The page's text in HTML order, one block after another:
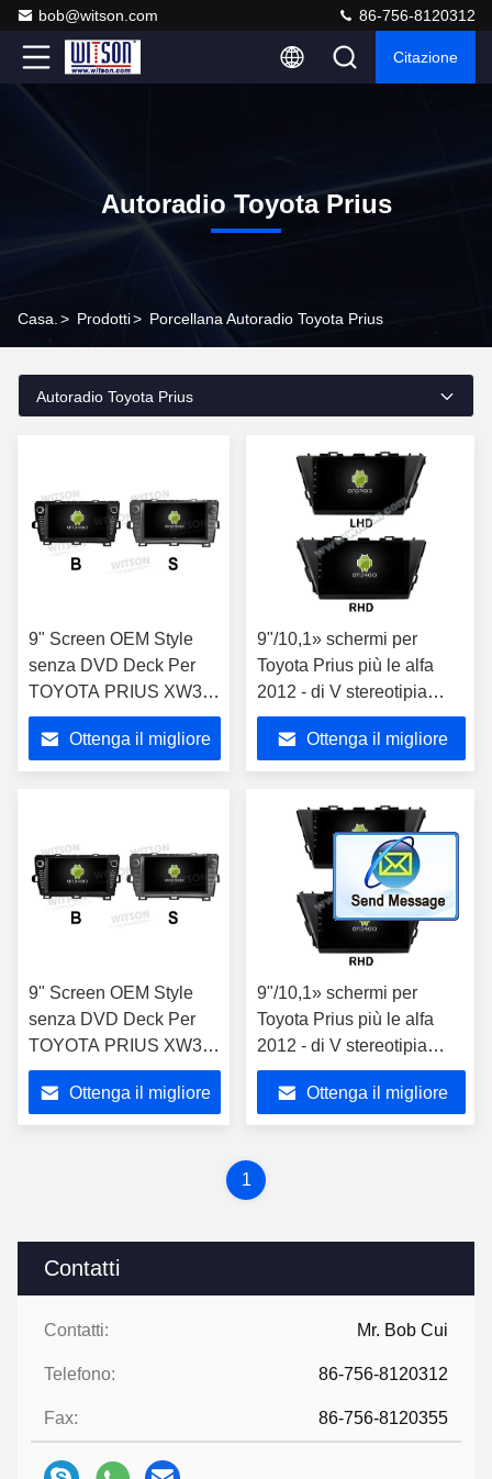
bob@witson.com 86-756-8120312
Citazione
Autoradio Toyota Prius
Casa. > Prodotti> Porcellana Autoradio Toyota Prius
Contatti
Contatti: Mr. Bob Cui
Telefono: 86-756-8120312
Fax: 86-756-8120355
Autoradio Toyota Prius
9" Screen OEM Style
senza DVD Deck Per
TOYOTA PRIUS XW30
Guidatore a sinistra
2009-2013 Multimedia
auto Stereo GPS
Ottenga il migliore
9"/10,1» schermi per
Toyota Prius più le alfa
2012 - di V stereotipia
2017 di multimedia
dell'automobile
Ottenga il migliore
9" Screen OEM Style
senza DVD Deck Per
TOYOTA PRIUS XW30
Guidatore a sinistra
2009-2013 Multimedia
auto Stereo GPS
Ottenga il migliore
9"/10,1» schermi per
Toyota Prius più le alfa
2012 - di V stereotipia
2017 di multimedia
dell'automobile
Ottenga il migliore
1